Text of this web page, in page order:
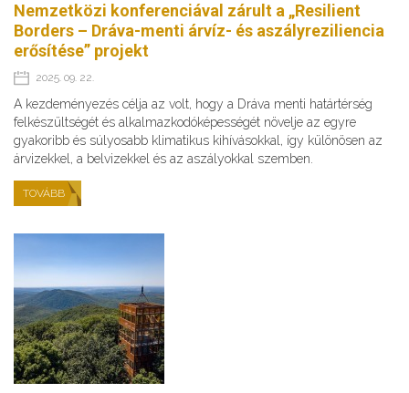
Nemzetközi konferenciával zárult a „Resilient
Borders – Dráva-menti árvíz- és aszályreziliencia
erősítése” projekt
2025. 09. 22.
A kezdeményezés célja az volt, hogy a Dráva menti határtérség
felkészültségét és alkalmazkodóképességét növelje az egyre
gyakoribb és súlyosabb klimatikus kihívásokkal, így különösen az
árvizekkel, a belvizekkel és az aszályokkal szemben.
TOVÁBB